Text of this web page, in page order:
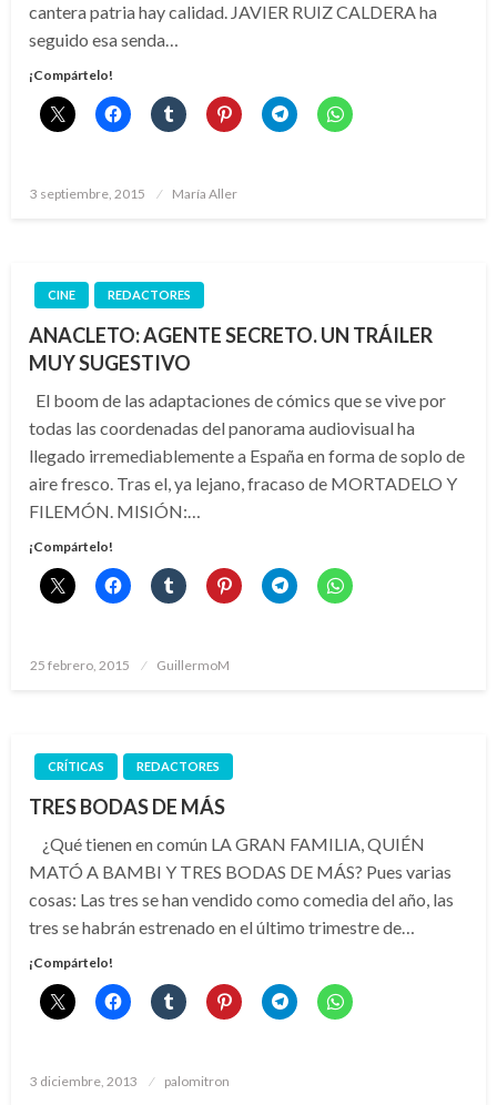
cantera patria hay calidad. JAVIER RUIZ CALDERA ha
seguido esa senda…
¡Compártelo!
Publicado
3 septiembre, 2015 María Aller
CINE REDACTORES
ANACLETO: AGENTE SECRETO. UN TRÁILER
MUY SUGESTIVO
El boom de las adaptaciones de cómics que se vive por
todas las coordenadas del panorama audiovisual ha
llegado irremediablemente a España en forma de soplo de
aire fresco. Tras el, ya lejano, fracaso de MORTADELO Y
FILEMÓN. MISIÓN:…
¡Compártelo!
Publicado
25 febrero, 2015 GuillermoM
CRÍTICAS REDACTORES
TRES BODAS DE MÁS
¿Qué tienen en común LA GRAN FAMILIA, QUIÉN
MATÓ A BAMBI Y TRES BODAS DE MÁS? Pues varias
cosas: Las tres se han vendido como comedia del año, las
tres se habrán estrenado en el último trimestre de…
¡Compártelo!
Publicado
3 diciembre, 2013 palomitron